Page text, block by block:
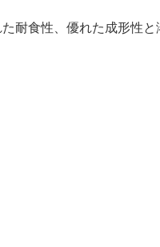
耐食性、優れた成形性